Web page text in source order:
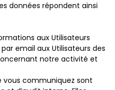
données répondent ainsi
aux Utilisateurs
email aux Utilisateurs des
notre activité et
vous communiquez sont